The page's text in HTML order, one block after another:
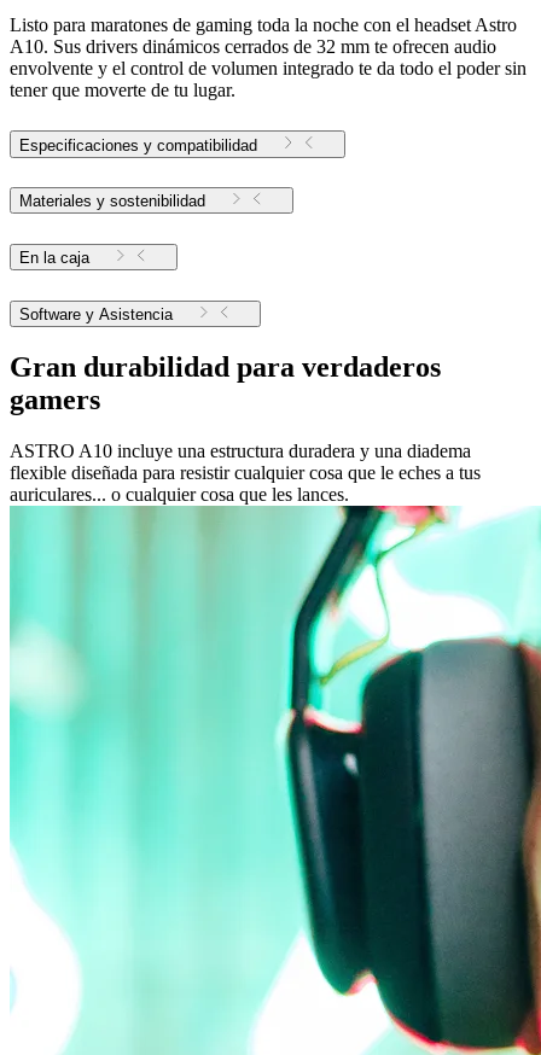
Listo para maratones de gaming toda la noche con el headset Astro
A10. Sus drivers dinámicos cerrados de 32 mm te ofrecen audio
envolvente y el control de volumen integrado te da todo el poder sin
tener que moverte de tu lugar.
Especificaciones y compatibilidad
Materiales y sostenibilidad
En la caja
Software y Asistencia
Gran durabilidad para verdaderos
gamers
ASTRO A10 incluye una estructura duradera y una diadema
flexible diseñada para resistir cualquier cosa que le eches a tus
auriculares... o cualquier cosa que les lances.